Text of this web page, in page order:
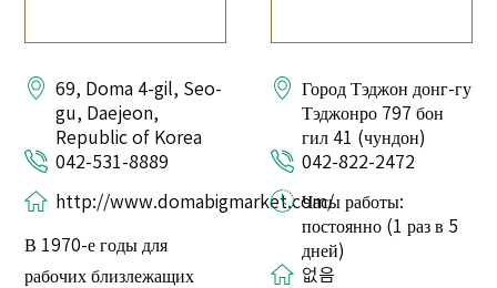
69, Doma 4-gil, Seo-
gu, Daejeon,
Republic of Korea
042-531-8889
http://www.domabigmarket.com/
В 1970-е годы для
рабочих близлежащих
Город Тэджон донг-гу
Тэджонро 797 бон
гил 41 (чундон)
042-822-2472
Часы работы:
постоянно (1 раз в 5
дней)
없음